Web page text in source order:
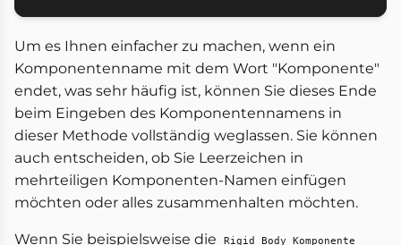
Um es Ihnen einfacher zu machen, wenn ein
Komponentenname mit dem Wort "Komponente"
endet, was sehr häufig ist, können Sie dieses Ende
beim Eingeben des Komponentennamens in
dieser Methode vollständig weglassen. Sie können
auch entscheiden, ob Sie Leerzeichen in
mehrteiligen Komponenten-Namen einfügen
möchten oder alles zusammenhalten möchten.
Wenn Sie beispielsweise die Rigid Body Komponente